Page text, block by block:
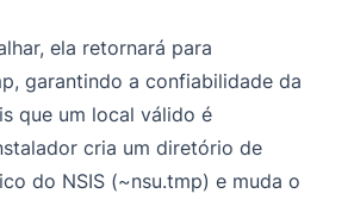
ela retornará para
garantindo a confiabilidade da
que um local válido é
cria um diretório de
do NSIS (~nsu.tmp) e muda o